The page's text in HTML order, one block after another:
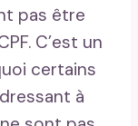
pas être
C’est un
certains
à